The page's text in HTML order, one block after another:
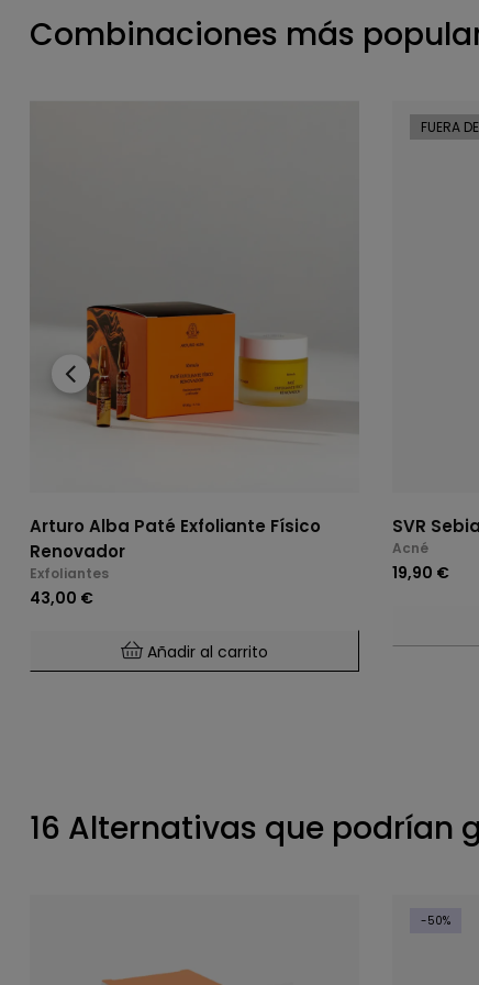
Combinaciones más
Arturo Alba Paté Exfoliante Físico
Renovador
Exfoliantes
43,00 €
Añadir al carrito
FUERA
SVR
Acné
19,90 €
‹
16 Alternativas que podrían
-50%